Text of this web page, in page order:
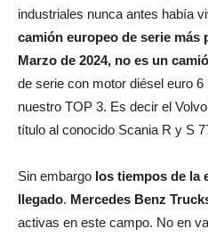
industriales nunca antes había
camión europeo de serie más
Marzo de 2024, no es un
de serie con motor diésel euro 6
nuestro TOP 3. Es decir el
título al conocido Scania R y S
Sin embargo los tiempos de la
llegado. Mercedes Benz
activas en este campo. No en